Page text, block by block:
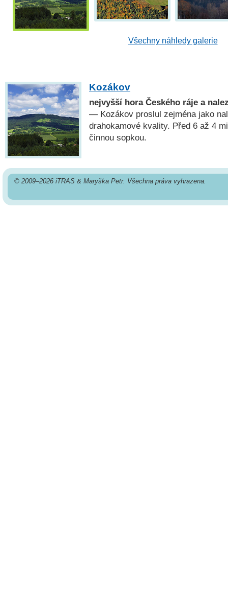
Všechny náhledy galerie
Kozákov
nejvyšší hora Českého ráje a
— Kozákov proslul zejména jako
drahokamové kvality. Před 6 až 4
činnou sopkou.
© 2009–2026 iTRAS & Maryška Petr. Všechna práva vyhrazena.